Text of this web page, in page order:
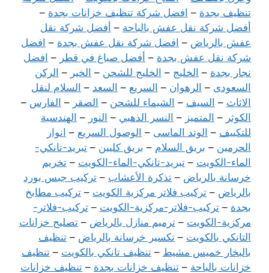
تنظيف بجدة – افضل شركة تنظيف خزانات بجدة –
أفضل شركة نقل عفش بالباحة – أفضل شركة نقل
عفش بالرياض – افضل شركة نقل عفش بجدة – افضل
شركة نقل عفش بجدة – أفضل صباغ في قطر – افضل
نجار بجدة – الخليج – الخليج للشحن – الخير – الركن
السعودى – الرهوان – السريع – السعد – السلام لنقل
الاثاث – السيف – الشيماء للشحن – الصقر – الفارس –
الكوثر – المتميز – النسر الذهبي – النور – الهندسية
للتكييف – الوتد الماسى – الوصول السريع – انوار
الحرمين – بريق السلام – بريق كليين – تبريد-تانكي-
الماء-الكويت – تبريد-تانكي-الماء-الكويت – تخريم
خرسانة بالرياض – تذكرة الأعشاب – تركيب جبس بورد
بالرياض – تركيب فلاتر مركزية الكويت – تركيب مطابخ
بجدة – تركيب-فلاتر-مركزية-الكويت – تركيب-فلاتر-
مركزية-الكويت – ترميم منازل بالرياض – تصليح خزانات
التانكي بالكويت – تكسير خرسانة بالرياض – تنظيف
بالبخار خميس مشيط – تنظيف تانكي بالكويت – تنظيف
خزانات بالباحة – تنظيف خزانات بجدة – تنظيف خزانات